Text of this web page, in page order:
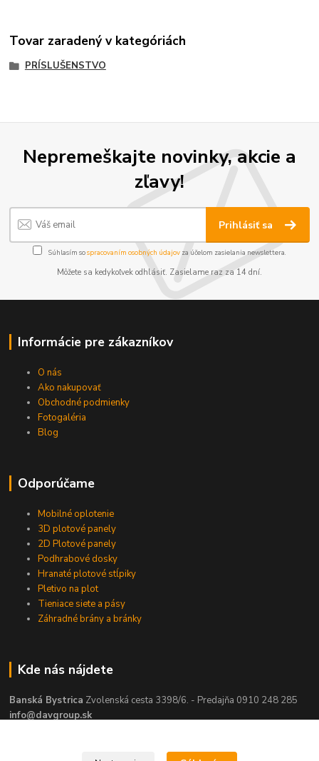
Tovar zaradený v kategóriách
PRÍSLUŠENSTVO
Nepremeškajte novinky, akcie a
zľavy!
Prihlásiť sa
Súhlasím sospracovaním osobných údajov za účelom zasielania newslettera.
Môžete sa kedykoľvek odhlásiť. Zasielame raz za 14 dní.
Informácie pre zákazníkov
O nás
Ako nakupovať
Obchodné podmienky
Fotogaléria
Blog
Odporúčame
Mobilné oplotenie
3D plotové panely
2D Plotové panely
Podhrabové dosky
Hranaté plotové stĺpiky
Pletivo na plot
Tieniace siete a pásy
Záhradné brány a bránky
Kde nás nájdete
Banská Bystrica Zvolenská cesta 3398/6. - Predajňa 0910 248 285
info@davgroup.sk